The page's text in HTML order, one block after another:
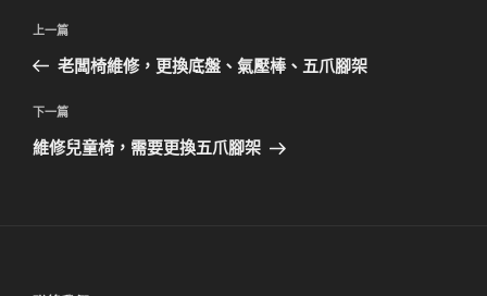
文
導
覽
上
一
文
章
上一篇
老闆椅維修，更換底盤、氣壓棒、五爪腳架
下
一
下一篇
維修兒童椅，需要更換五爪腳架